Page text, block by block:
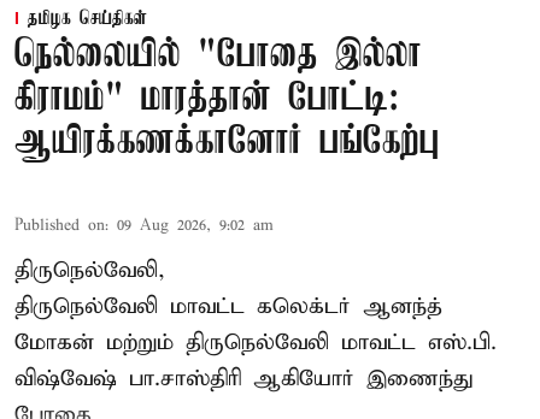
தமிழக செய்திகள்
நெல்லையில் "போதை இல்லா
கிராமம்" மாரத்தான் போட்டி:
ஆயிரக்கணக்கானோர் பங்கேற்பு
Published on: 09 Aug 2026, 9:02 am
திருநெல்வேலி,
திருநெல்வேலி மாவட்ட கலெக்டர் ஆனந்த்
மோகன் மற்றும் திருநெல்வேலி மாவட்ட எஸ்.பி.
விஷ்வேஷ் பா.சாஸ்திரி ஆகியோர் இணைந்து